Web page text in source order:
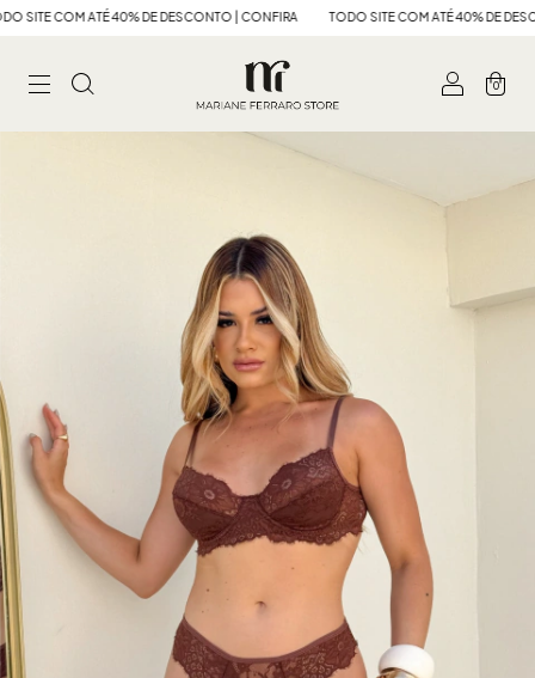
ATÉ 40% DE DESCONTO | CONFIRA TODO SITE COM ATÉ 40% DE DESCONTO |
0